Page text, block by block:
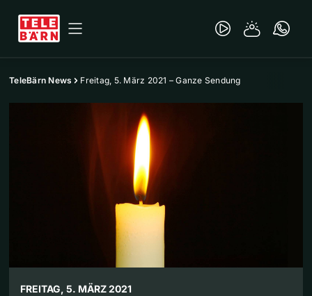
TeleBärn News Freitag, 5. März 2021 – Ganze Sendung
FREITAG, 5. MÄRZ 2021